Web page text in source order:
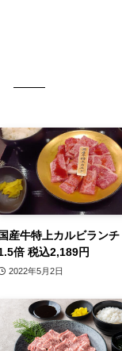
国産牛特上カルビラン
倍 税込2,189円
2022年5月2日